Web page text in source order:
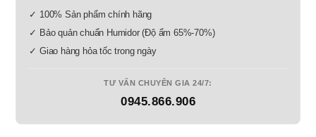
✓ 100% Sản phẩm chính hãng
✓ Bảo quản chuẩn Humidor (Độ ẩm 65%-70%)
✓ Giao hàng hỏa tốc trong ngày
TƯ VẤN CHUYÊN GIA 24/7:
0945.866.906